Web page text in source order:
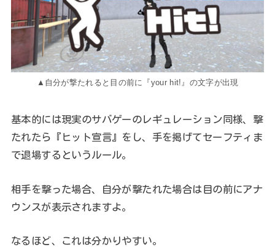
▲自分が撃たれると目の前に『your hit!』の文字が出現
基本的には現実のサバゲーのレギュレーション同様、撃
たれたら『ヒット宣言』をし、手を掲げてセーフティま
で退場するというルール。
相手を撃った場合、自分が撃たれた場合は目の前にアナ
ウンスが表示されますよ。
なるほど、これは分かりやすい。